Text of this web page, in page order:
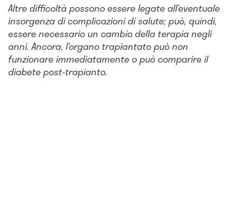
Altre difficoltà possono essere legate all’eventuale
insorgenza di complicazioni di salute; può, quindi,
essere necessario un cambio della terapia negli
anni. Ancora, l’organo trapiantato può non
funzionare immediatamente o può comparire il
diabete post-trapianto.